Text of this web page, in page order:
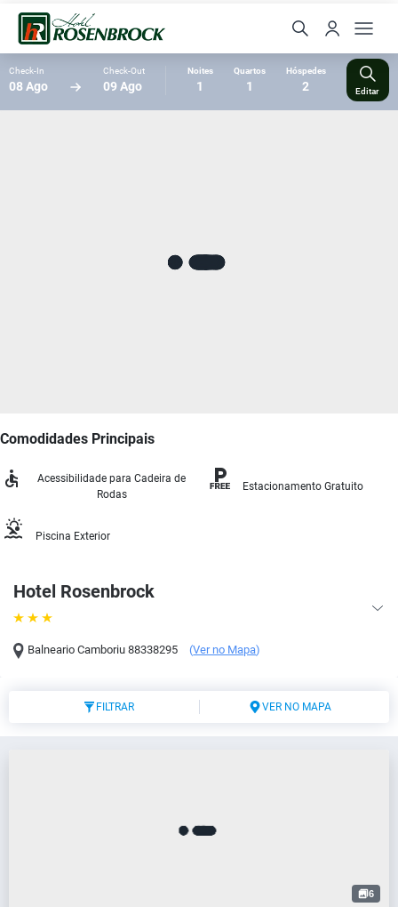
Check-In
08 Ago
Check-Out
09 Ago
Noites
1
Quartos
1
Hóspedes
2 Editar
Hotel Rosenbrock
Balneario Camboriu 88338295 (Ver no Mapa)
Comodidades Principais
Acessibilidade para Cadeira de
Rodas
Estacionamento Gratuito
Piscina Exterior
FILTRAR VER NO MAPA
6